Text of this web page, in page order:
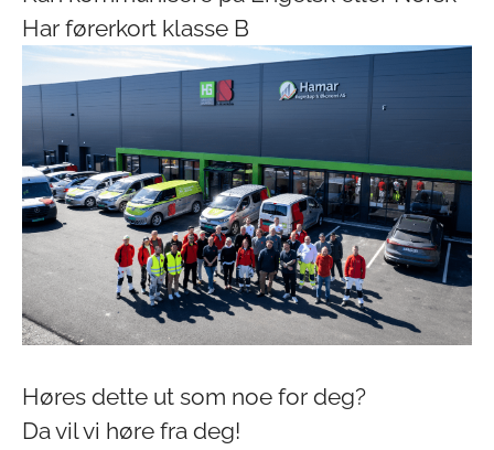
Har førerkort klasse B
Høres dette ut som noe for deg?
Da vil vi høre fra deg!